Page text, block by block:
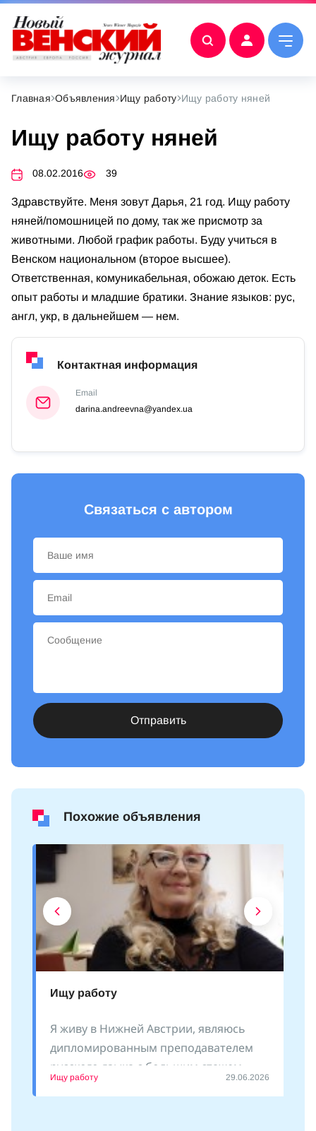
Главная Объявления Ищу работу Ищу работу няней
Ищу работу няней
08.02.2016 39
Здравствуйте. Меня зовут Дарья, 21 год. Ищу работу
няней/помошницей по дому, так же присмотр за
животными. Любой график работы. Буду учиться в
Венском национальном (второе высшее).
Ответственная, комуникабельная, обожаю деток. Есть
опыт работы и младшие братики. Знание языков: рус,
англ, укр, в дальнейшем — нем.
Контактная информация
Email
darina.andreevna@yandex.ua
Связаться с автором
Отправить
Похожие объявления
Ищу работу
Я живу в Нижней Австрии, являюсь
дипломированным преподавателем
русского языка с большим стажем
преподавания как
Ищу работу 29.06.2026